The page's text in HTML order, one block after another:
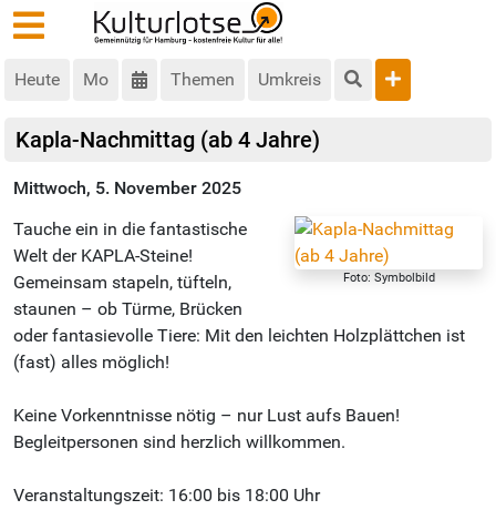
Heute Mo Themen Umkreis
Kapla-Nachmittag (ab 4 Jahre)
Mittwoch, 5. November 2025
Foto: Symbolbild
Tauche ein in die fantastische
Welt der KAPLA-Steine!
Gemeinsam stapeln, tüfteln,
staunen – ob Türme, Brücken
oder fantasievolle Tiere: Mit den leichten Holzplättchen ist
(fast) alles möglich!
Keine Vorkenntnisse nötig – nur Lust aufs Bauen!
Begleitpersonen sind herzlich willkommen.
Veranstaltungszeit: 16:00 bis 18:00 Uhr